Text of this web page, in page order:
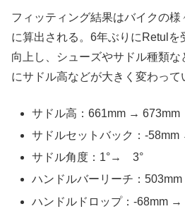
フィッティング結果はバイクの
に算出される。6年ぶりにRetulを
向上し、シューズやサドル種類
にサドル高などが大きく変わって
サドル高：661mm → 673mm
サドルセットバック：-
サドル角度：1°→ 3°
ハンドルバーリーチ：
ハンドルドロップ：-68mm →